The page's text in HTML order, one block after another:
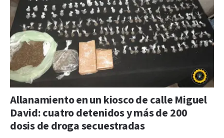
Allanamiento en un kiosco de calle Miguel
David: cuatro detenidos y más de 200
dosis de droga secuestradas